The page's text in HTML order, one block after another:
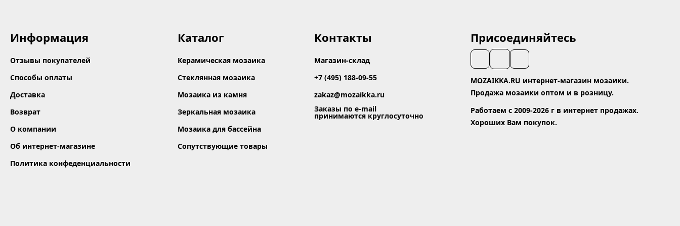
Информация
Отзывы покупателей
Способы оплаты
Доставка
Возврат
О компании
Об интернет-магазине
Политика конфеденциальности
Каталог
Керамическая мозаика
Стеклянная мозаика
Мозаика из камня
Зеркальная мозаика
Мозаика для бассейна
Сопутствующие товары
Контакты
Магазин-склад
+7 (495) 188-09-55
zakaz@mozaikka.ru
Заказы по e-mail
принимаются круглосуточно
Присоединяйтесь
MOZAIKKA.RU интернет-магазин мозаики.
Продажа мозаики оптом и в розницу.
Работаем с 2009-2026 г в интернет продажах.
Хороших Вам покупок.